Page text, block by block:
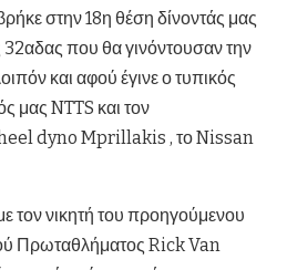
στην 18η θέση δίνοντάς μας
32αδας που θα γινόντουσαν την
και αφού έγινε ο τυπικός
μας NTTS και τον
dyno Mprillakis , το Nissan
τον νικητή του προηγούμενου
Πρωταθλήματος Rick Van